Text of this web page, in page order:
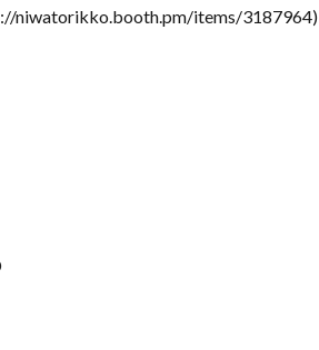
niwatorikko.booth.pm/items/3187964)